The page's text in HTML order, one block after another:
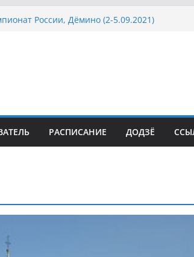
по кюдо в Омске (22-23.05.2021)
Росcии, Дёмино (2-5.09.2021)
РАСПИСАНИЕ ДОДЗЁ